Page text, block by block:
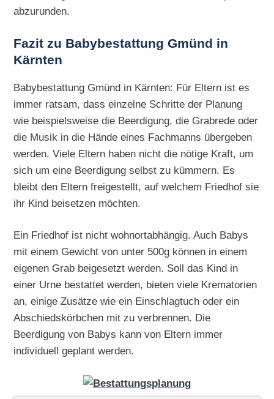
abzurunden.
Fazit zu Babybestattung Gmünd in
Kärnten
Babybestattung Gmünd in Kärnten: Für Eltern ist es
immer ratsam, dass einzelne Schritte der Planung
wie beispielsweise die Beerdigung, die Grabrede oder
die Musik in die Hände eines Fachmanns übergeben
werden. Viele Eltern haben nicht die nötige Kraft, um
sich um eine Beerdigung selbst zu kümmern. Es
bleibt den Eltern freigestellt, auf welchem Friedhof sie
ihr Kind beisetzen möchten.
Ein Friedhof ist nicht wohnortabhängig. Auch Babys
mit einem Gewicht von unter 500g können in einem
eigenen Grab beigesetzt werden. Soll das Kind in
einer Urne bestattet werden, bieten viele Krematorien
an, einige Zusätze wie ein Einschlagtuch oder ein
Abschiedskörbchen mit zu verbrennen. Die
Beerdigung von Babys kann von Eltern immer
individuell geplant werden.